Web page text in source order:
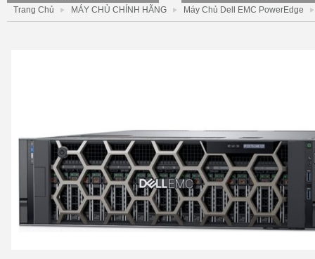
Trang Chủ
MÁY CHỦ CHÍNH HÃNG Máy Chủ Dell EMC PowerEdge